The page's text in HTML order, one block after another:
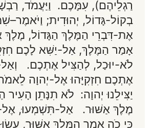
רַגְלֵיהֶם), עִמָּכֶם. וַיַּעֲמֹד,
בְקוֹל-גָּדוֹל, יְהוּדִית;
אֶת-דִּבְרֵי הַמֶּלֶךְ הַגָּדוֹל,
אָמַר הַמֶּלֶךְ, אַל-יַשִּׁא לָכֶם
לֹא-יוּכַל, לְהַצִּיל אֶתְכֶם.
אֶתְכֶם חִזְקִיָּהוּ אֶל-יְהוָה
יַצִּילֵנוּ יְהוָה: לֹא תִנָּתֵן הָעִיר
מֶלֶךְ אַשּׁוּר. אַל-תִּשְׁמְעוּ, אֶל-
כִּי כֹה אָמַר הַמֶּלֶךְ אַשּׁוּר,